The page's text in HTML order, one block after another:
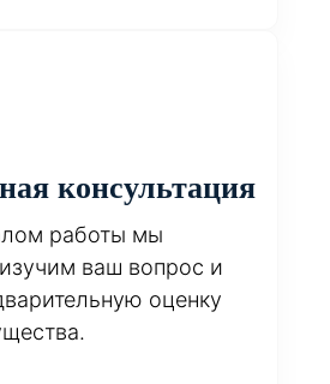
консультация
работы мы
ваш вопрос и
оценку